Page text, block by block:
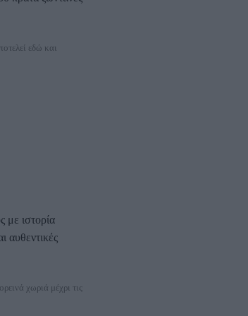
εδώ και
με ιστορία
αυθεντικές
χωριά μέχρι τις